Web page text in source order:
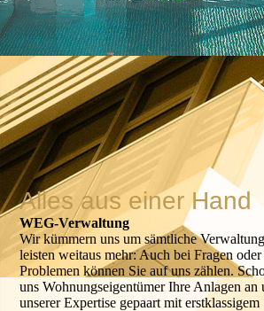
Alles aus einer Hand
WEG-Verwaltung
Wir kümmern uns um sämtliche
leisten weit­aus mehr: Auch bei Fragen
Proble­men können Sie auf uns zählen.
uns Wohnungs­eigen­tümer Ihre Anlagen
unse­rer Exper­tise gepaart mit erst­klassi­gem